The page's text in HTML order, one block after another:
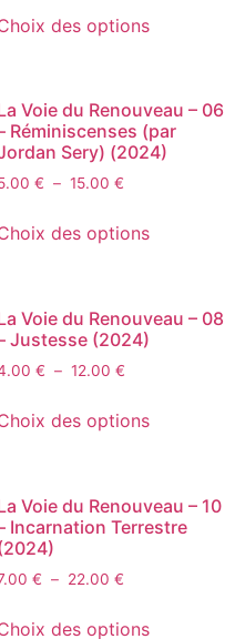
des options
Voie du Renouveau – 06
Réminiscenses (par
Sery) (2024)
€ – 15.00 €
des options
Voie du Renouveau – 08
Justesse (2024)
€ – 12.00 €
des options
Voie du Renouveau – 10
Incarnation Terrestre
€ – 22.00 €
des options